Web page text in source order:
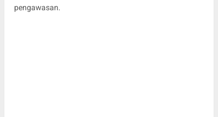
pengawasan.